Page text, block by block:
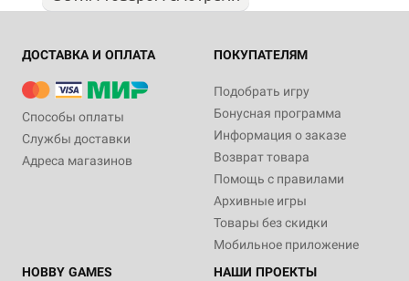
ДОСТАВКА И ОПЛАТА
Способы оплаты
Службы доставки
Адреса магазинов
ПОКУПАТЕЛЯМ
Подобрать игру
Бонусная программа
Информация о заказе
Возврат товара
Помощь с правилами
Архивные игры
Товары без скидки
Мобильное приложение
HOBBY GAMES
НАШИ ПРОЕКТЫ